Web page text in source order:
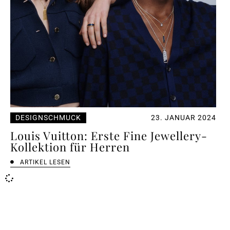
DESIGNSCHMUCK 23. JANUAR 2024
Louis Vuitton: Erste Fine Jewellery-
Kollektion für Herren
ARTIKEL LESEN